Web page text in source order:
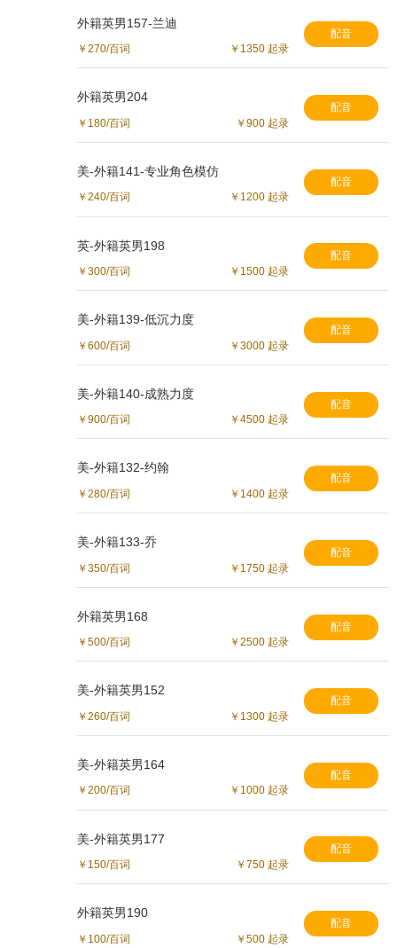
外籍英男157-兰迪
￥270/百词 ￥1350 起录
配音
外籍英男204
￥180/百词 ￥900 起录
配音
美-外籍141-专业角色模仿
￥240/百词 ￥1200 起录
配音
英-外籍英男198
￥300/百词 ￥1500 起录
配音
美-外籍139-低沉力度
￥600/百词 ￥3000 起录
配音
美-外籍140-成熟力度
￥900/百词 ￥4500 起录
配音
美-外籍132-约翰
￥280/百词 ￥1400 起录
配音
美-外籍133-乔
￥350/百词 ￥1750 起录
配音
外籍英男168
￥500/百词 ￥2500 起录
配音
美-外籍英男152
￥260/百词 ￥1300 起录
配音
美-外籍英男164
￥200/百词 ￥1000 起录
配音
美-外籍英男177
￥150/百词 ￥750 起录
配音
外籍英男190
￥100/百词 ￥500 起录
配音